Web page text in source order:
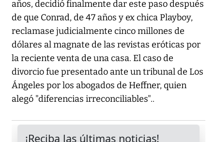
años, decidió finalmente dar este paso después
de que Conrad, de 47 años y ex chica Playboy,
reclamase judicialmente cinco millones de
dólares al magnate de las revistas eróticas por
la reciente venta de una casa. El caso de
divorcio fue presentado ante un tribunal de Los
Ángeles por los abogados de Heffner, quien
alegó "diferencias irreconciliables"..